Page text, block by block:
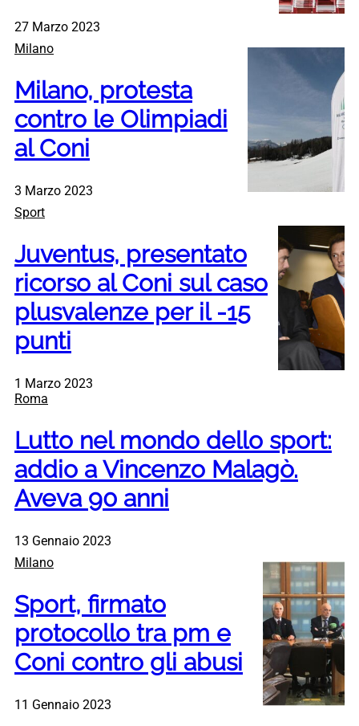
27 Marzo 2023
Milano
Milano, protesta
contro le Olimpiadi
al Coni
3 Marzo 2023
Sport
Juventus, presentato
ricorso al Coni sul caso
plusvalenze per il -15
punti
1 Marzo 2023
Roma
Lutto nel mondo dello sport:
addio a Vincenzo Malagò.
Aveva 90 anni
13 Gennaio 2023
Milano
Sport, firmato
protocollo tra pm e
Coni contro gli abusi
11 Gennaio 2023